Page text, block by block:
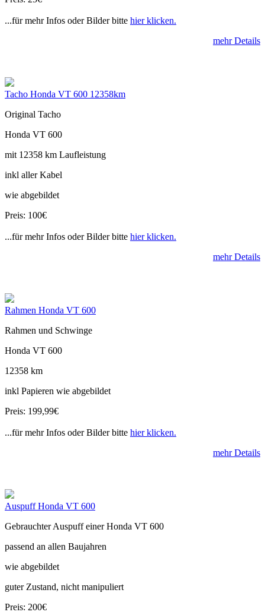
...für mehr Infos oder Bilder bitte hier klicken.
mehr Details
Tacho Honda VT 600 12358km
Original Tacho
Honda VT 600
mit 12358 km Laufleistung
inkl aller Kabel
wie abgebildet
Preis: 100€
...für mehr Infos oder Bilder bitte hier klicken.
mehr Details
Rahmen Honda VT 600
Rahmen und Schwinge
Honda VT 600
12358 km
inkl Papieren wie abgebildet
Preis: 199,99€
...für mehr Infos oder Bilder bitte hier klicken.
mehr Details
Auspuff Honda VT 600
Gebrauchter Auspuff einer Honda VT 600
passend an allen Baujahren
wie abgebildet
guter Zustand, nicht manipuliert
Preis: 200€